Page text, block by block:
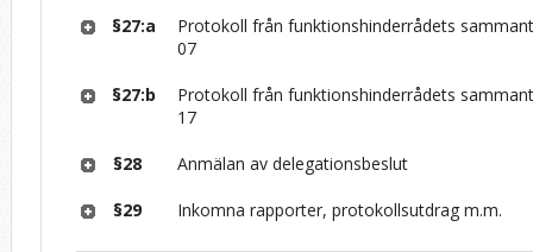
§27:a
Protokoll från funktionshinderrådets
07
§27:b
Protokoll från funktionshinderrådets
17
§28 Anmälan av delegationsbeslut
§29 Inkomna rapporter, protokollsutdrag m.m.